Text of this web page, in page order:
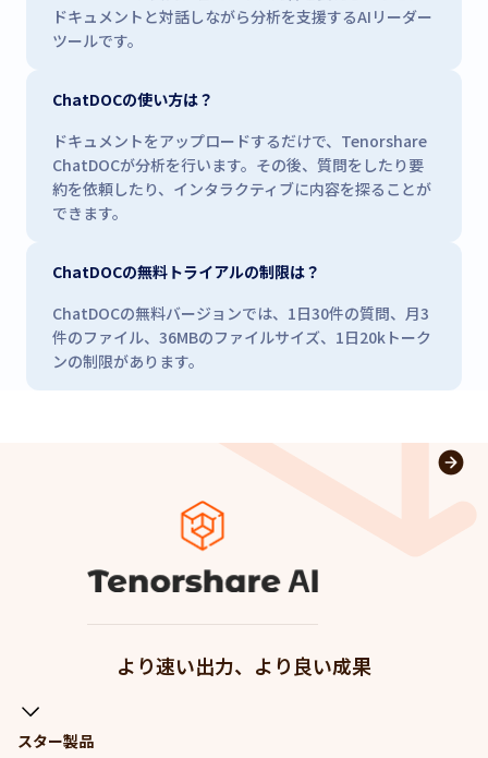
ドキュメントと対話しながら分析を支援するAIリーダー
ツールです。
ChatDOCの使い方は？
ドキュメントをアップロードするだけで、Tenorshare
ChatDOCが分析を行います。その後、質問をしたり要
約を依頼したり、インタラクティブに内容を探ることが
できます。
ChatDOCの無料トライアルの制限は？
ChatDOCの無料バージョンでは、1日30件の質問、月3
件のファイル、36MBのファイルサイズ、1日20kトーク
ンの制限があります。
より速い出力、より良い成果
スター製品